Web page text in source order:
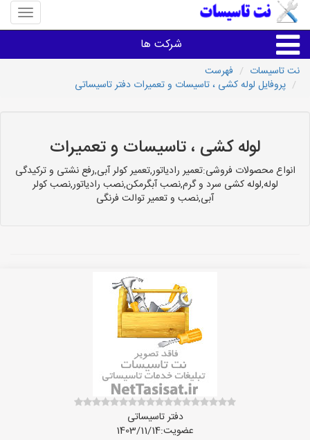
منوی
سایت
شرکت ها
خدمات تاسیسات ساختمان
سایر خدمات
نت تاسیسات
فهرست
پروفایل لوله کشی ، تاسیسات و تعمیرات دفتر تاسیساتی
لوله کشی ، تاسیسات و تعمیرات
انواع محصولات فروشی:تعمیر رادیاتور,تعمیر کولر آبی,رفع نشتی و ترکیدگی
لوله,لوله کشی سرد و گرم,نصب آبگرمکن,نصب رادیاتور,نصب کولر
آبی,نصب و تعمیر توالت فرنگی
دفتر تاسیساتی
عضویت:1403/11/14